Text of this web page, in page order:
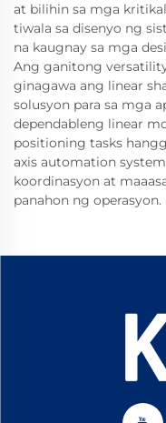
at bilihin sa mga
tiwala sa disenyo ng
na kaugnay sa mga
Ang ganitong
ginagawa ang linear
solusyon para sa mga
dependableng linear
positioning tasks
axis automation
koordinasyon at
panahon ng operasyon.